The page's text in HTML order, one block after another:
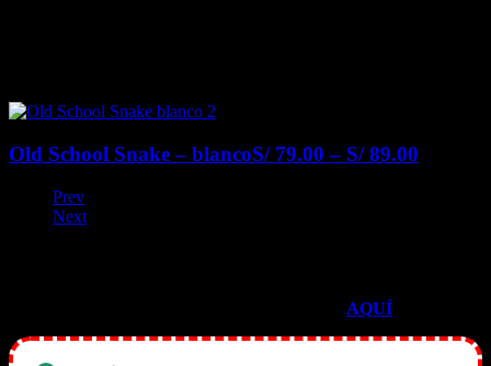
Old School Snake – blancoS/79.00 – S/89.00
Prev
Next
AQUÍ